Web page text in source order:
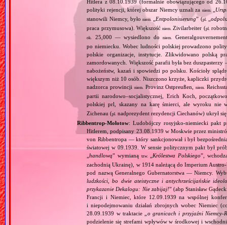
Hitlera z 08.10.1939 (formalnie obowiązującego od
polityki rejencji, której obszar Niemcy uznali za niem.„
stanowili Niemcy, byłoniem. Entpolonisierung” (pl.
praca przymusowa). Większośćniem. Zivilarbeiter (pl.
ok. 25,000 — wysiedlono doniem.
po niemiecku. Wobec ludności polskiej prowadzono
polskie organizacje, instytucje. Zlikwidowano polską
zamordowanych. Większość parafii była bez
nabożeństw, kazań i spowiedzi po polsku. Kościoły
większym niż 10 osób. Niszczono krzyże, kapliczki
nadzorca prowincji niem. Provinz Ostpreußen,niem.
partii narodowo–socjalistycznej, Erich Koch,
polskiej prl, skazany na karę śmierci, ale wyroku nie
Zichenau (pl. nadprezydent rezydencji Ciechanów) ukrył
Ribbentrop‐Mołotow: Ludobójczy rosyjsko‐niemiecki pakt
Hitlerem, podpisany 23.08.1939 w Moskwie przez
von Ribbentropa — który sankcjonował i był
światowej w 09.1939. W sensie politycznym pakt był
„handlową” wymianą tzw. Królestwa Polskiego”,
zachodnią Ukrainę), w 1914 należącą do Imperium
pod nazwą Generalnego Gubernatorstwa — Niemcy.
ludzkości, bo dwie ateistyczne i antychrześcijańskie
przykazanie Dekalogu: Nie zabijaj!” (abp Stanisław
Francji i Niemiec, które 12.09.1939 na wspólnej
i niepodejmowaniu działań zbrojnych wobec Niemiec
28.09.1939 w traktacie „ o granicach i przyjaźni
podzielenie się strefami wpływów w środkowej i